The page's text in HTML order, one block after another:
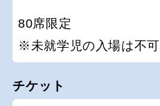
80席限定
※未就学児の入場は不可
チケット